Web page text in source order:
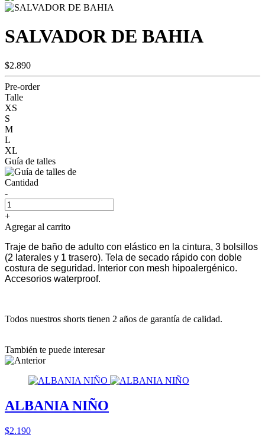
SALVADOR DE BAHIA
$2.890
Pre-order
Talle
XS
S
M
L
XL
Guía de talles
Cantidad
-
+
Agregar al carrito
Traje de baño de adulto con elástico en la cintura, 3 bolsillos
(2 laterales y 1 trasero). Tela de secado rápido con doble
costura de seguridad. Interior con mesh hipoalergénico.
Accesorios waterproof.
Todos nuestros shorts tienen 2 años de garantía de calidad.
También te puede interesar
ALBANIA NIÑO
$2.190